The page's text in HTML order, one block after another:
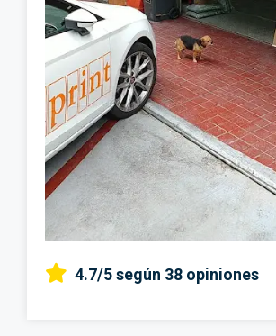
4.7/5según 38 opiniones